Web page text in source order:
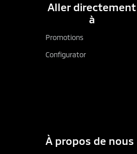
Aller directement
à
Promotions
Configurator
À propos de nous